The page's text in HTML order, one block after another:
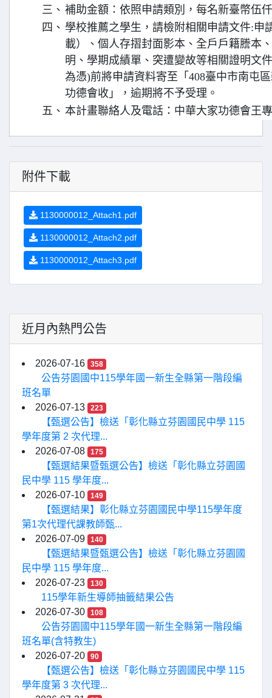
三、 補助金額：依照申請類別，每名新臺幣伍
四、 學校推薦之學生，請檢附相關申請文件:申
載）、個人存摺封面影本、全戶戶籍謄本
明、學期成績單、突遭變故等相關證明文
為憑)前將申請資料寄至「408臺中市南屯
功德會收」，逾期將不予受理。
五、 本計畫聯絡人及電話：中華大家功德會王
附件下載
1130000012_Attach1.pdf
1130000012_Attach2.pdf
1130000012_Attach3.pdf
近月內熱門公告
2026-07-16 358
公告芬園國中115學年國一新生全縣第一階段編
班名單
2026-07-13
223
【甄選公告】檢送「彰化縣立芬園國民中學 115
學年度第 2 次代理...
2026-07-08
175
【甄選結果暨甄選公告】檢送「彰化縣立芬園國
民中學 115 學年度...
2026-07-10
149
【甄選結果】彰化縣立芬園國民中學115學年度
第1次代理代課教師甄...
2026-07-09
140
【甄選結果暨甄選公告】檢送「彰化縣立芬園國
民中學 115 學年度...
2026-07-23
130
115學年新生導師抽籤結果公告
2026-07-30
108
公告芬園國中115學年國一新生全縣第一階段編
班名單(含特教生)
2026-07-20
90
【甄選公告】檢送「彰化縣立芬園國民中學 115
學年度第 3 次代理...